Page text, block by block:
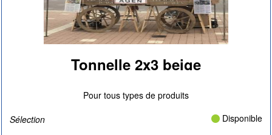
Tonnelle 2x3 beige
Pour tous types de produits
Sélection
Disponible